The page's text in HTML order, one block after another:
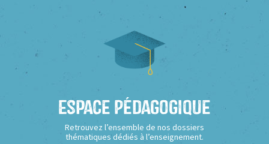
Espace Pédagogique
Retrouvez l’ensemble de nos dossiers
thématiques dédiés à l’enseignement.